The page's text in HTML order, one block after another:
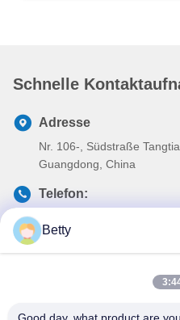
Schnelle
Adresse
Nr. 106-, Südstraße
Guangdong, China
Telefon:
Betty